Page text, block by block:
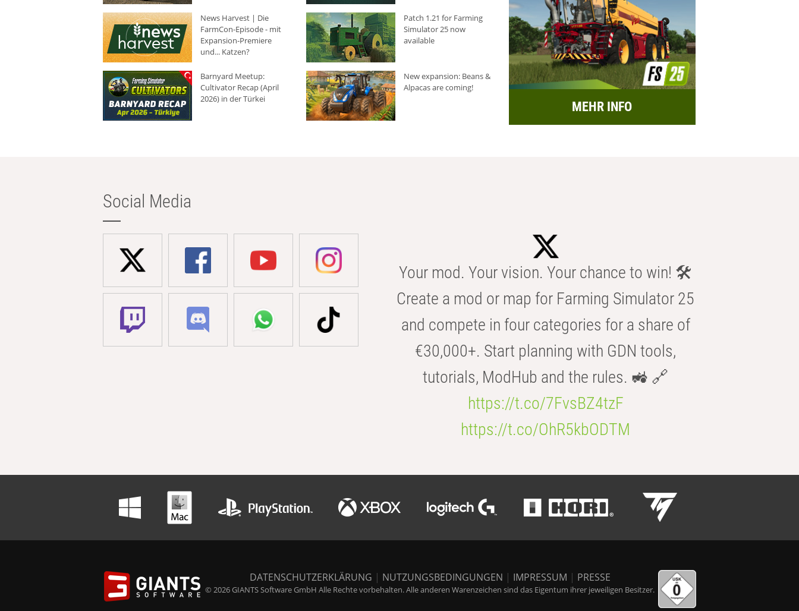
News Harvest | Die
FarmCon-Episode - mit
Expansion-Premiere
und... Katzen?
Patch 1.21 for Farming
Simulator 25 now
available
Barnyard Meetup:
Cultivator Recap (April
2026) in der Türkei
New expansion: Beans &
Alpacas are coming!
MEHR INFO
Social Media
Your mod. Your vision. Your chance to win! 🛠️
Create a mod or map for Farming Simulator 25
and compete in four categories for a share of
€30,000+. Start planning with GDN tools,
tutorials, ModHub and the rules. 🚜 🔗
https://t.co/7FvsBZ4tzF
https://t.co/OhR5kbODTM
DATENSCHUTZERKLÄRUNG | NUTZUNGSBEDINGUNGEN | IMPRESSUM | PRESSE
© 2026 GIANTS Software GmbH Alle Rechte vorbehalten. Alle anderen Warenzeichen sind das Eigentum ihrer jeweiligen Besitzer.